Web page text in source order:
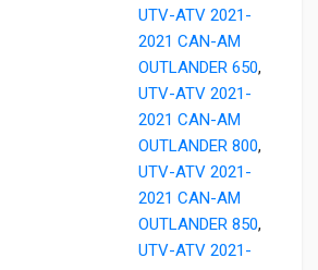
UTV-ATV 2021-
2021 CAN-AM
OUTLANDER 650,
UTV-ATV 2021-
2021 CAN-AM
OUTLANDER 800,
UTV-ATV 2021-
2021 CAN-AM
OUTLANDER 850,
UTV-ATV 2021-